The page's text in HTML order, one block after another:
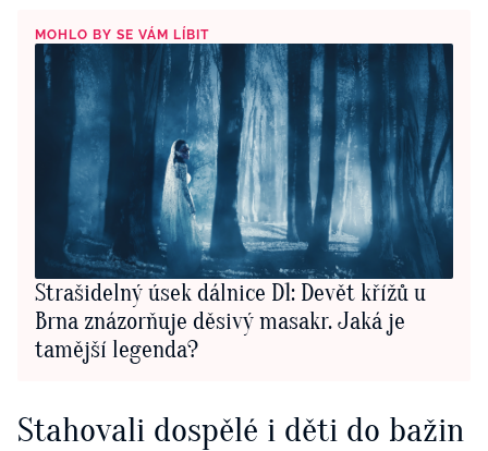
MOHLO BY SE VÁM LÍBIT
Strašidelný úsek dálnice D1: Devět křížů u
Brna znázorňuje děsivý masakr. Jaká je
tamější legenda?
Stahovali dospělé i děti do bažin